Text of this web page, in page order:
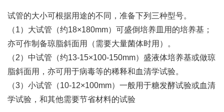
试管的大小可根据用途的不同，准备下列三种型号。
（1）大试管（约18×180mm）可盛倒培养皿用的培养基；
亦可作制备琼脂斜面用（需要大量菌体时用）。
（2）中试管（约13-15×100-150mm）盛液体培养基或做琼
脂斜面用，亦可用于病毒等的稀释和血清学试验。
（3）小试管（10-12×100mm）一般用于糖发酵试验或血清
学试验，和其他需要节省材料的试验